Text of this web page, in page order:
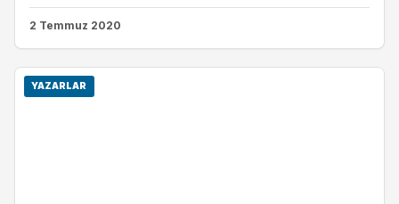
2 Temmuz 2020
YAZARLAR